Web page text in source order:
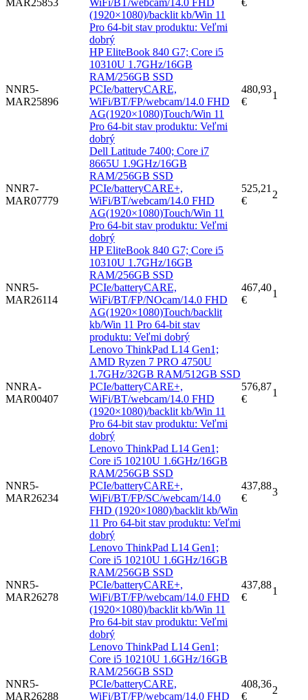
(1920×1080)/backlit kb/Win 11
Pro 64-bit stav produktu: Veľmi
dobrý
NNR5-
MAR25896
HP EliteBook 840 G7; Core i5
10310U 1.7GHz/16GB
RAM/256GB SSD
PCIe/batteryCARE,
WiFi/BT/FP/webcam/14.0 FHD
AG(1920×1080)Touch/Win 11
Pro 64-bit stav produktu: Veľmi
dobrý
480,93
€
1
NNR7-
MAR07779
Dell Latitude 7400; Core i7
8665U 1.9GHz/16GB
RAM/256GB SSD
PCIe/batteryCARE+,
WiFi/BT/webcam/14.0 FHD
AG(1920×1080)Touch/Win 11
Pro 64-bit stav produktu: Veľmi
dobrý
525,21
€
2
NNR5-
MAR26114
HP EliteBook 840 G7; Core i5
10310U 1.7GHz/16GB
RAM/256GB SSD
PCIe/batteryCARE,
WiFi/BT/FP/NOcam/14.0 FHD
AG(1920×1080)Touch/backlit
kb/Win 11 Pro 64-bit stav
produktu: Veľmi dobrý
467,40
€
1
NNRA-
MAR00407
Lenovo ThinkPad L14 Gen1;
AMD Ryzen 7 PRO 4750U
1.7GHz/32GB RAM/512GB SSD
PCIe/batteryCARE+,
WiFi/BT/webcam/14.0 FHD
(1920×1080)/backlit kb/Win 11
Pro 64-bit stav produktu: Veľmi
dobrý
576,87
€
1
NNR5-
MAR26234
Lenovo ThinkPad L14 Gen1;
Core i5 10210U 1.6GHz/16GB
RAM/256GB SSD
PCIe/batteryCARE+,
WiFi/BT/FP/SC/webcam/14.0
FHD (1920×1080)/backlit kb/Win
11 Pro 64-bit stav produktu: Veľmi
dobrý
437,88
€
3
NNR5-
MAR26278
Lenovo ThinkPad L14 Gen1;
Core i5 10210U 1.6GHz/16GB
RAM/256GB SSD
PCIe/batteryCARE+,
WiFi/BT/FP/webcam/14.0 FHD
(1920×1080)/backlit kb/Win 11
Pro 64-bit stav produktu: Veľmi
dobrý
437,88
€
1
NNR5-
MAR26288
Lenovo ThinkPad L14 Gen1;
Core i5 10210U 1.6GHz/16GB
RAM/256GB SSD
PCIe/batteryCARE,
WiFi/BT/FP/webcam/14.0 FHD
408,36
€
2